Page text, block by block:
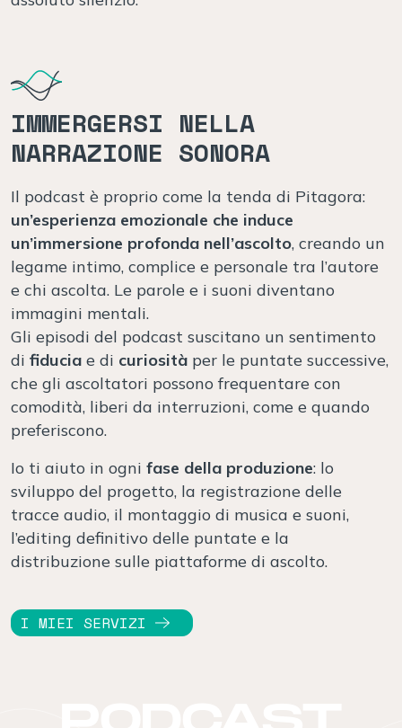
IMMERGERSI NELLA
NARRAZIONE SONORA
Il podcast è proprio come la tenda di Pitagora:
un’esperienza emozionale che induce
un’immersione profonda nell’ascolto, creando un
legame intimo, complice e personale tra l’autore
e chi ascolta. Le parole e i suoni diventano
immagini mentali.
Gli episodi del podcast suscitano un sentimento
di fiducia e di curiosità per le puntate successive,
che gli ascoltatori possono frequentare con
comodità, liberi da interruzioni, come e quando
preferiscono.
Io ti aiuto in ogni fase della produzione: lo
sviluppo del progetto, la registrazione delle
tracce audio, il montaggio di musica e suoni,
l’editing definitivo delle puntate e la
distribuzione sulle piattaforme di ascolto.
I MIEI SERVIZI